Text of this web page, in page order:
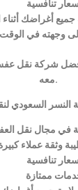
شركة نقل عفش
معه.
النسر السعودي